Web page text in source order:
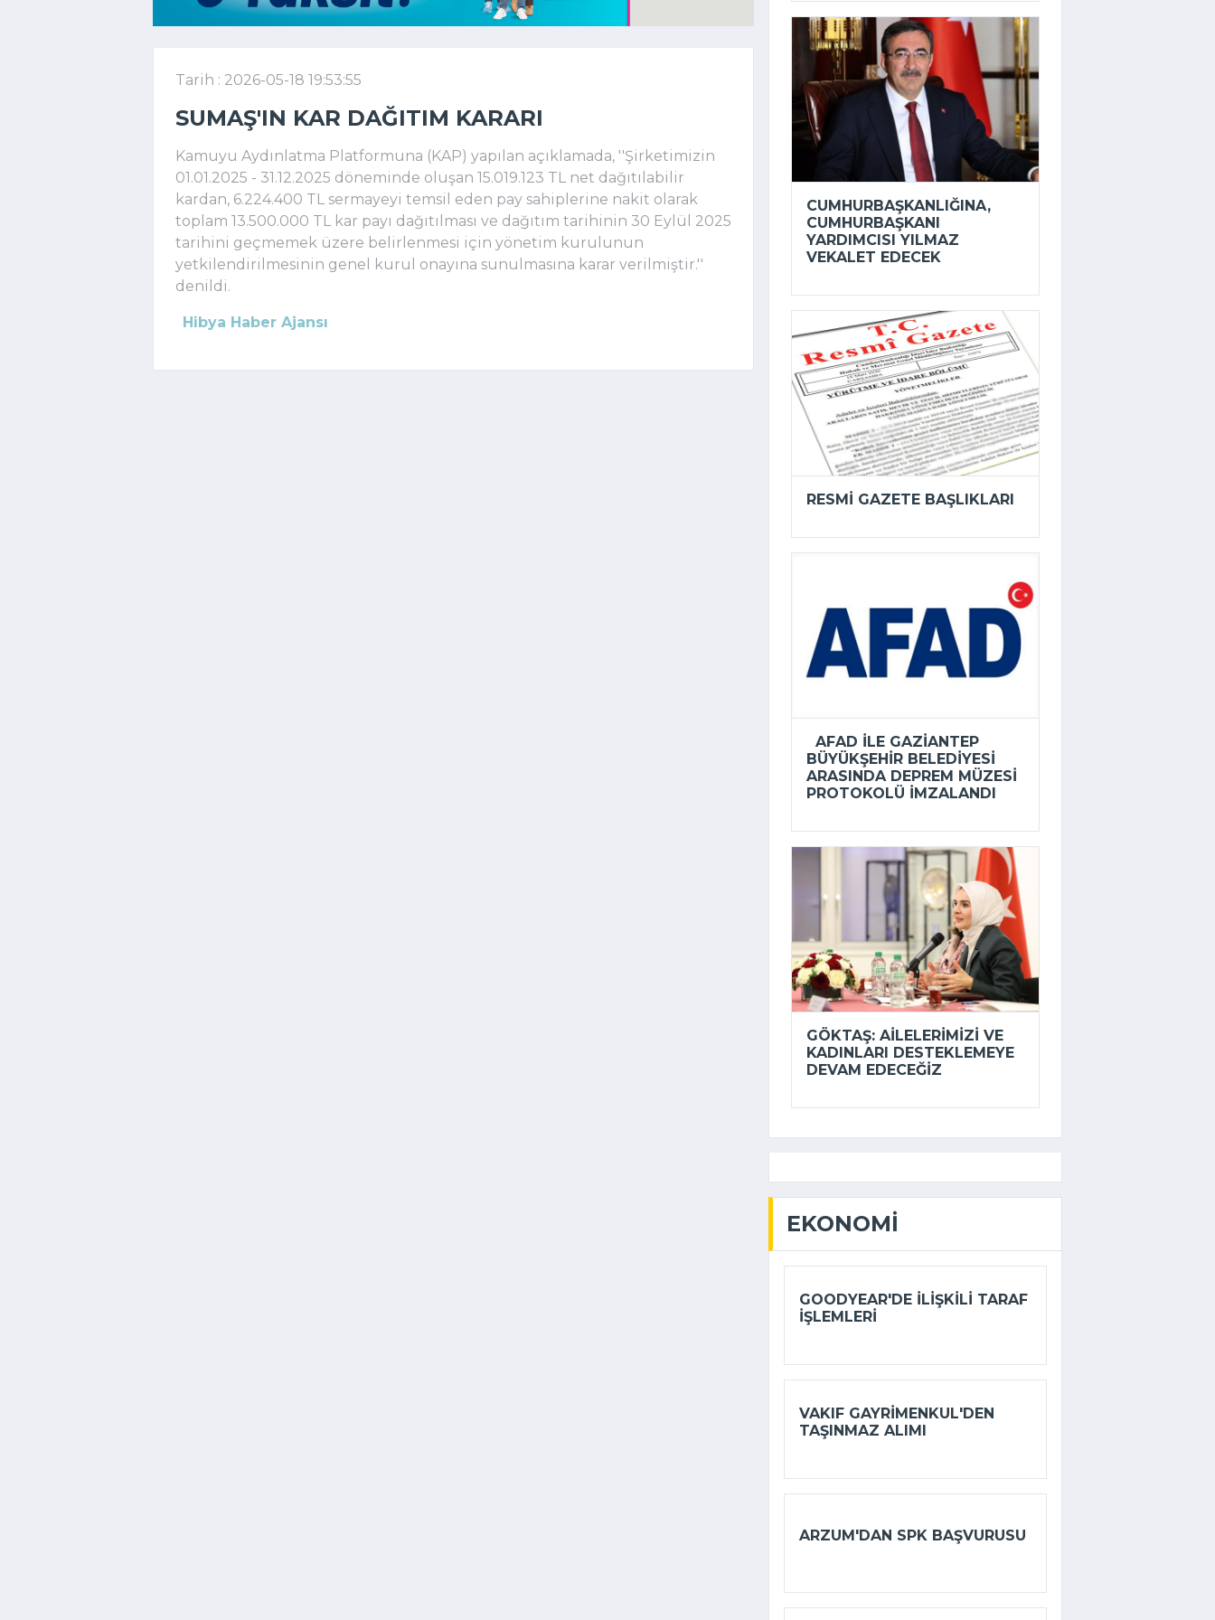
Tarih : 2026-05-18 19:53:55
SUMAŞ'IN KAR DAĞITIM KARARI
Kamuyu Aydınlatma Platformuna (KAP) yapılan açıklamada, ''Şirketimizin
01.01.2025 - 31.12.2025 döneminde oluşan 15.019.123 TL net dağıtılabilir
kardan, 6.224.400 TL sermayeyi temsil eden pay sahiplerine nakit olarak
toplam 13.500.000 TL kar payı dağıtılması ve dağıtım tarihinin 30 Eylül 2025
tarihini geçmemek üzere belirlenmesi için yönetim kurulunun
yetkilendirilmesinin genel kurul onayına sunulmasına karar verilmiştir.''
denildi.
Hibya Haber Ajansı
CUMHURBAŞKANLIĞINA,
CUMHURBAŞKANI
YARDIMCISI YILMAZ
VEKALET EDECEK
RESMI GAZETE BAŞLIKLARI
AFAD ILE GAZIANTEP
BÜYÜKŞEHIR BELEDIYESI
ARASINDA DEPREM MÜZESI
PROTOKOLÜ IMZALANDI
GÖKTAŞ: AILELERIMIZI VE
KADINLARI DESTEKLEMEYE
DEVAM EDECEĞIZ
EKONOMI
GOODYEAR'DE ILIŞKILI TARAF
IŞLEMLERI
VAKIF GAYRIMENKUL'DEN
TAŞINMAZ ALIMI
ARZUM'DAN SPK BAŞVURUSU